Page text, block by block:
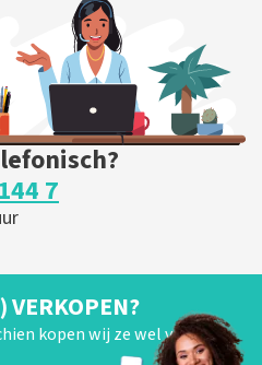
7
kopen wij ze wel van je!